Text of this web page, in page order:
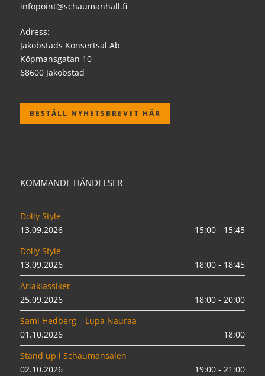
infopoint@schaumanhall.fi
Adress:
Jakobstads Konsertsal Ab
Köpmansgatan 10
68600 Jakobstad
BESTÄLL NYHETSBREVET HÄR
KOMMANDE HÄNDELSER
Dolly Style
13.09.2026
15:00 - 15:45
Dolly Style
13.09.2026
18:00 - 18:45
Ariaklassiker
25.09.2026
18:00 - 20:00
Sami Hedberg – Lupa Nauraa
01.10.2026
18:00
Stand up i Schaumansalen
02.10.2026
19:00 - 21:00